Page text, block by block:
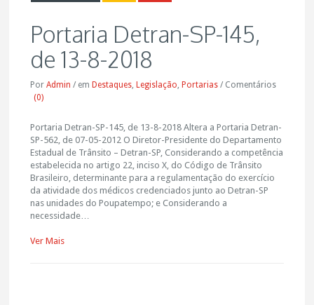
Portaria Detran-SP-145,
de 13-8-2018
PorAdmin / em Destaques, Legislação, Portarias / Comentários
(0)
Portaria Detran-SP-145, de 13-8-2018 Altera a Portaria Detran-
SP-562, de 07-05-2012 O Diretor-Presidente do Departamento
Estadual de Trânsito – Detran-SP, Considerando a competência
estabelecida no artigo 22, inciso X, do Código de Trânsito
Brasileiro, determinante para a regulamentação do exercício
da atividade dos médicos credenciados junto ao Detran-SP
nas unidades do Poupatempo; e Considerando a
necessidade…
Ver Mais